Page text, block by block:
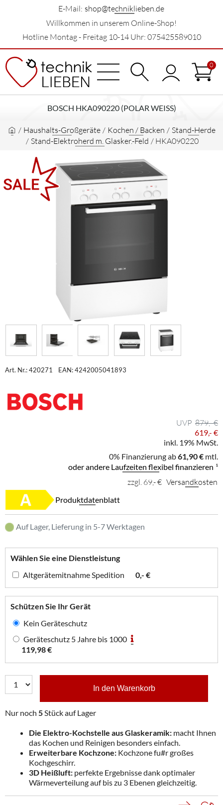
E-Mail: shop@techniklieben.de
Willkommen in unserem Online-Shop!
Hotline Montag - Freitag 10-14 Uhr: 075425589010
0
BOSCH HKA090220 (POLAR WEISS)
/ Haushalts-Großgeräte / Kochen / Backen / Stand-Herde
/ Stand-Elektroherd m. Glasker.-Feld / HKA090220
Art. Nr.: 420271 EAN: 4242005041893
879,- €
619,- €
inkl. 19% MwSt.
0% Finanzierung ab61,90 € mtl.
oder andere Laufzeiten flexibel finanzieren ¹
zzgl. 69,- € Versandkosten
Produktdatenblatt
Auf Lager, Lieferung in 5-7 Werktagen
Wählen Sie eine Dienstleistung
Altgerätemitnahme Spedition
0,- €
Schützen Sie Ihr Gerät
Kein Geräteschutz
Geräteschutz 5 Jahre bis 1000
119,98 €
In den Warenkorb
Nur noch 5 Stück auf Lager
Die Elektro-Kochstelle aus Glaskeramik: macht Ihnen
das Kochen und Reinigen besonders einfach.
Erweiterbare Kochzone: Kochzone fu#r großes
Kochgeschirr.
3D Heißluft: perfekte Ergebnisse dank optimaler
Wärmeverteilung auf bis zu 3 Ebenen gleichzeitig.